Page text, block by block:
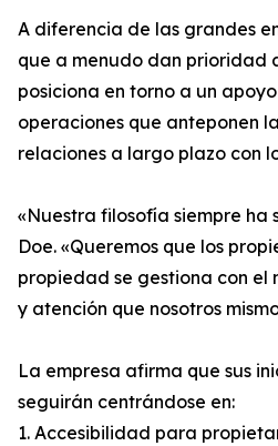
A diferencia de las grandes
que a menudo dan prioridad
posiciona en torno a un
operaciones que anteponen
relaciones a largo plazo con
«Nuestra filosofía siempre ha
Doe. «Queremos que los
propiedad se gestiona con el
y atención que nosotros
La empresa afirma que sus
seguirán centrándose en:
1. Accesibilidad para